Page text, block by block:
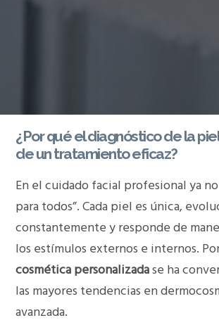
¿Por qué el diagnóstico de la
de un tratamiento eficaz?
En el cuidado facial profesional ya
para todos”. Cada piel es única,
constantemente y responde de
los estímulos externos e internos.
cosmética personalizadase ha
las mayores tendencias en
avanzada.